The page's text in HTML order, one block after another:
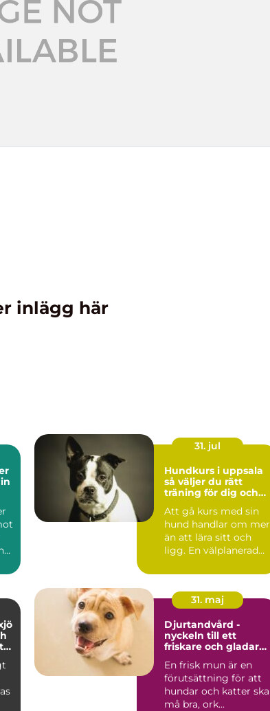
inlägg här
31. jul
Hundkurs i uppsala
så väljer du rätt
träning för dig och
Att gå kurs med sin
hund handlar om mer
än att lära sitt och
ligg. En välplanerad
31. maj
Djurtandvård -
nyckeln till ett
friskare och gladare
En frisk mun är en
förutsättning för att
hundar och katter ska
må bra, ork...